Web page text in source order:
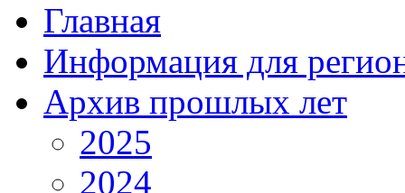
Главная
Информация для
Архив прошлых лет
2025
2024